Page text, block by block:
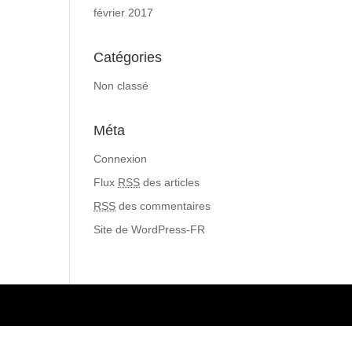
février 2017
Catégories
Non classé
Méta
Connexion
Flux RSS des articles
RSS des commentaires
Site de WordPress-FR